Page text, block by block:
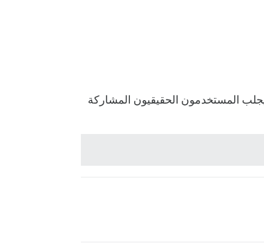
يجلب المستخدمون الحقيقيون المشاركة